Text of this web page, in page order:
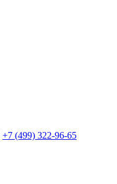
+7 (499) 322-96-65